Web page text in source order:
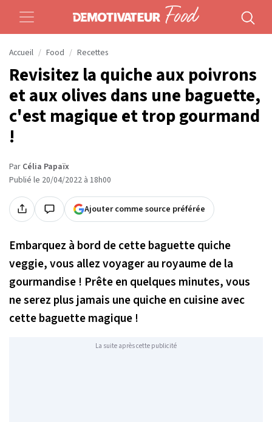
Accueil Food Recettes
Revisitez la quiche aux poivrons
et aux olives dans une baguette,
c'est magique et trop gourmand
!
Par Célia Papaïx
Publié le 20/04/2022 à 18h00
Ajouter comme source préférée
Embarquez à bord de cette baguette quiche
veggie, vous allez voyager au royaume de la
gourmandise ! Prête en quelques minutes, vous
ne serez plus jamais une quiche en cuisine avec
cette baguette magique !
La suite après cette publicité